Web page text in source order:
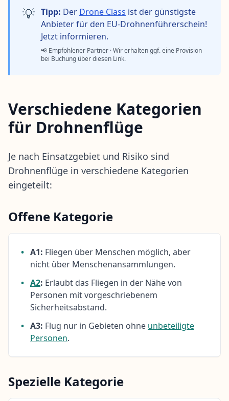
💡 Tipp: Der Drone Class ist der günstigste
Anbieter für den EU-Drohnenführerschein!
Jetzt informieren.
📢 Empfohlener Partner · Wir erhalten ggf. eine Provision
bei Buchung über diesen Link.
Verschiedene Kategorien
für Drohnenflüge
Je nach Einsatzgebiet und Risiko sind
Drohnenflüge in verschiedene Kategorien
eingeteilt:
Offene Kategorie
• A1: Fliegen über Menschen möglich, aber
nicht über Menschenansammlungen.
• A2: Erlaubt das Fliegen in der Nähe von
Personen mit vorgeschriebenem
Sicherheitsabstand.
• A3: Flug nur in Gebieten ohne unbeteiligte
Personen.
Spezielle Kategorie